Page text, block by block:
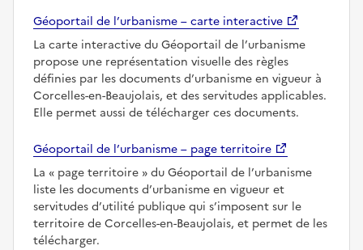
Géoportail de l’urbanisme – carte interactive
La carte interactive du Géoportail de l’urbanisme
propose une représentation visuelle des règles
définies par les documents d’urbanisme en vigueur à
Corcelles-en-Beaujolais, et des servitudes applicables.
Elle permet aussi de télécharger ces documents.
Géoportail de l’urbanisme – page territoire
La
page territoire
du Géoportail de l’urbanisme
liste les documents d’urbanisme en vigueur et
servitudes d’utilité publique qui s’imposent sur le
territoire de Corcelles-en-Beaujolais, et permet de les
télécharger.